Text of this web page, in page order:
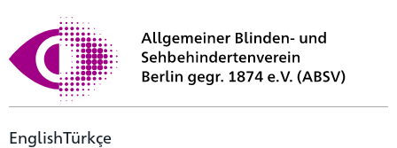
EnglishTürkçe